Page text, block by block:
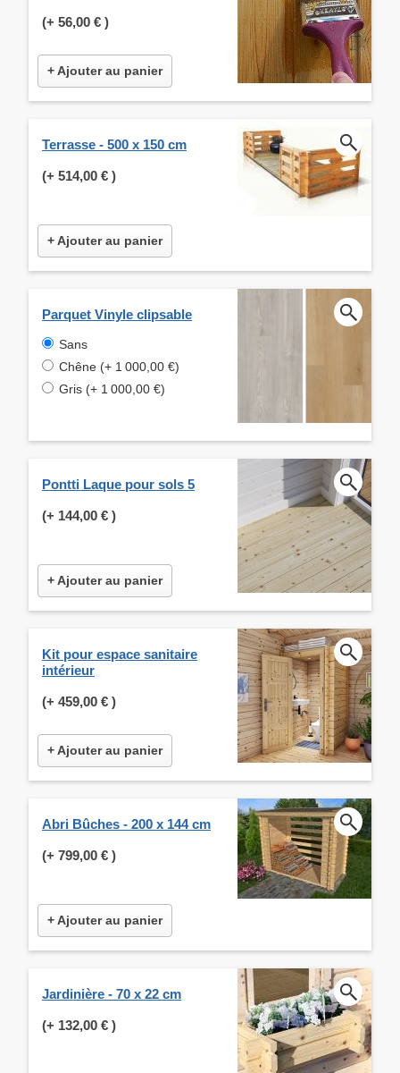
(+ 56,00 € )
+ Ajouter au panier
Terrasse - 500 x 150 cm
(+ 514,00 € )
+ Ajouter au panier
Parquet Vinyle clipsable
Sans
Chêne (+ 1 000,00 €)
Gris (+ 1 000,00 €)
Pontti Laque pour sols 5
(+ 144,00 € )
+ Ajouter au panier
Kit pour espace sanitaire
intérieur
(+ 459,00 € )
+ Ajouter au panier
Abri Bûches - 200 x 144 cm
(+ 799,00 € )
+ Ajouter au panier
Jardinière - 70 x 22 cm
(+ 132,00 € )